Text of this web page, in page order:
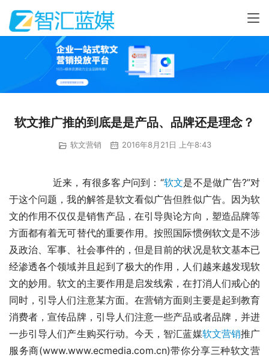
软文推广推的到底是是产品、品牌还是理念？
软文营销 2016年8月21日 上午8:43
	　　近来，有很多客户问到：“
软文是不是做广告?”对
于这个问题，我的解答是软文看似广告但胜似广告。因为软
文的作用不仅仅是销售产品，在引导舆论方向，塑造品牌等
方面都有着无可替代的重要作用。按照国际惯例软文是不涉
及政治、军事、社会事件的，但是目前的状况是软文基本已
经渗透各个领域并且起到了极大的作用，人们越来越发现软
文的妙用。软文的主要作用是启发线索，在打消人们戒心的
同时，引导人们注意某方面。在营销方面则主要是起到教育
消费者，宣传品牌，引导人们注意一些产品或者品牌，并进
一步引导人们产生购买行动。今天，智汇蓝媒软文营销推广
服务商(www.www.ecmedia.com.cn)带你分享三种软文营